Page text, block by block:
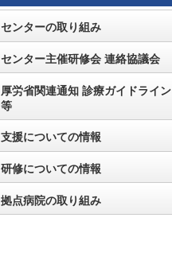
センターの取り組み
センター主催研修会 連絡協議会
厚労省関連通知 診療ガイドライン
等
支援についての情報
研修についての情報
拠点病院の取り組み